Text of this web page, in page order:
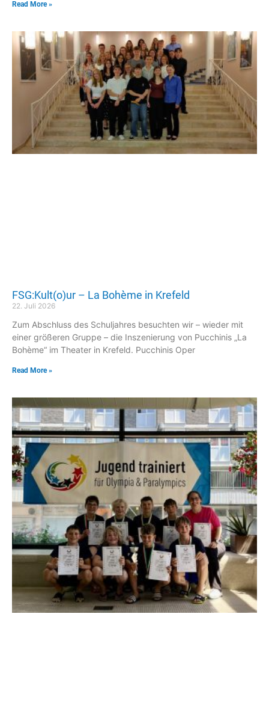
Read More »
FSG:Kult(o)ur – La Bohème in Krefeld
22. Juli 2026
Zum Abschluss des Schuljahres besuchten wir – wieder mit
einer größeren Gruppe – die Inszenierung von Pucchinis „La
Bohème“ im Theater in Krefeld. Pucchinis Oper
Read More »